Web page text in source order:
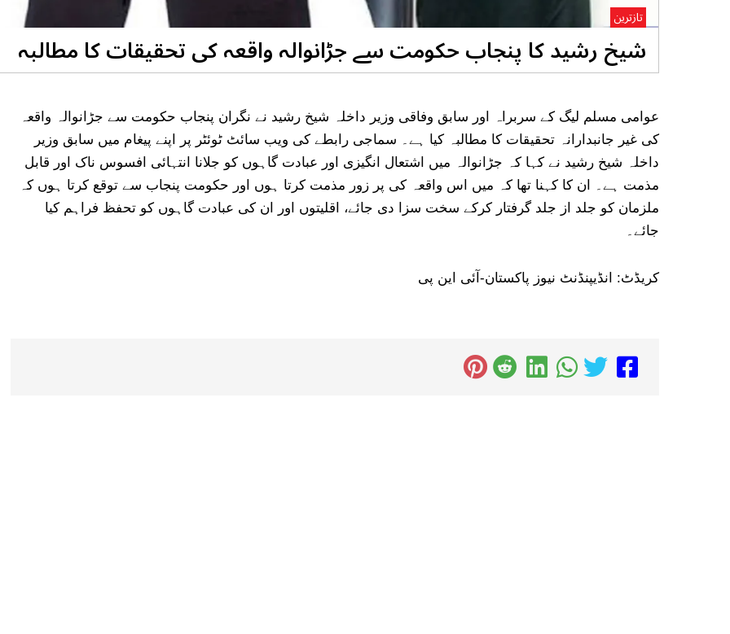
شیخ رشید کا پنجاب حکومت سے جڑانوالہ واقعہ کی تحقیقات کا مطالبہ
تازترین
عوامی مسلم لیگ کے سربراہ اور سابق وفاقی وزیر داخلہ شیخ رشید نے نگران پنجاب حکومت سے جڑانوالہ واقعہ
کی غیر جانبدارانہ تحقیقات کا مطالبہ کیا ہے۔ سماجی رابطے کی ویب سائٹ ٹوئٹر پر اپنے پیغام میں سابق وزیر
داخلہ شیخ رشید نے کہا کہ جڑانوالہ میں اشتعال انگیزی اور عبادت گاہوں کو جلانا انتہائی افسوس ناک اور قابل
مذمت ہے۔ ان کا کہنا تھا کہ میں اس واقعہ کی پر زور مذمت کرتا ہوں اور حکومت پنجاب سے توقع کرتا ہوں کہ
ملزمان کو جلد از جلد گرفتار کرکے سخت سزا دی جائے، اقلیتوں اور ان کی عبادت گاہوں کو تحفظ فراہم کیا
جائے۔
کریڈٹ: انڈیپنڈنٹ نیوز پاکستان-آئی این پی